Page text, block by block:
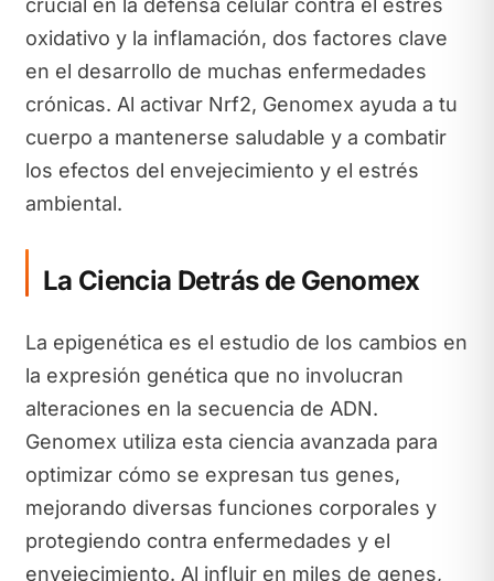
crucial en la defensa celular contra el estrés
oxidativo y la inflamación, dos factores clave
en el desarrollo de muchas enfermedades
crónicas. Al activar Nrf2, Genomex ayuda a tu
cuerpo a mantenerse saludable y a combatir
los efectos del envejecimiento y el estrés
ambiental.
La Ciencia Detrás de Genomex
La epigenética es el estudio de los cambios en
la expresión genética que no involucran
alteraciones en la secuencia de ADN.
Genomex utiliza esta ciencia avanzada para
optimizar cómo se expresan tus genes,
mejorando diversas funciones corporales y
protegiendo contra enfermedades y el
envejecimiento. Al influir en miles de genes,